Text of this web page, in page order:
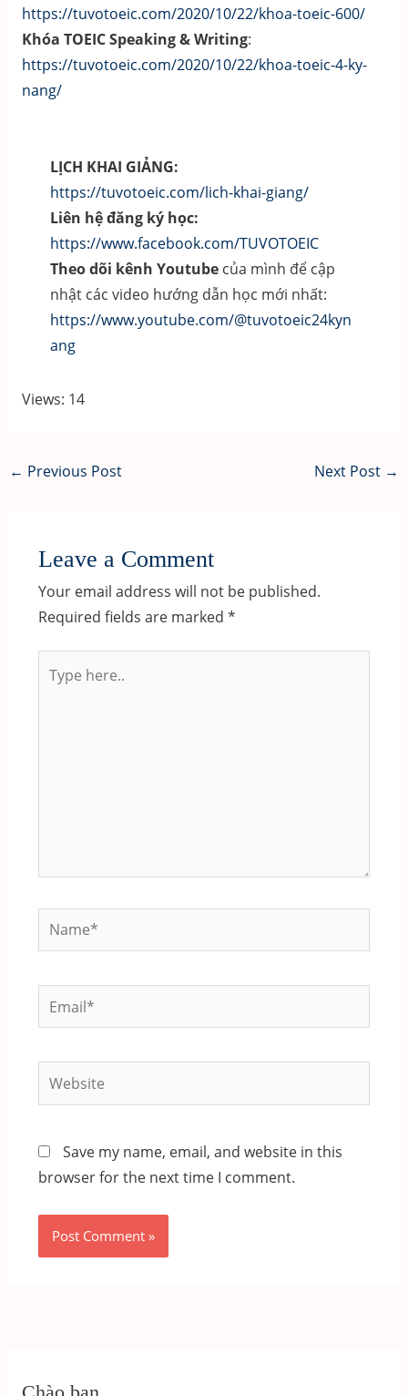
https://tuvotoeic.com/2020/10/22/khoa-toeic-600/
Khóa TOEIC Speaking & Writing:
https://tuvotoeic.com/2020/10/22/khoa-toeic-4-ky-
nang/
LỊCH KHAI GIẢNG:
https://tuvotoeic.com/lich-khai-giang/
Liên hệ đăng ký học:
https://www.facebook.com/TUVOTOEIC
Theo dõi kênh Youtubecủa mình để cập
nhật các video hướng dẫn học mới nhất:
https://www.youtube.com/@tuvotoeic24kyn
ang
Views: 14
Post
← Previous Post Next Post →
Leave a Comment
Your email address will not be published.
Required fields are marked *
here..
Name*
Email*
Website
Save my name, email, and website in this
browser for the next time I comment.